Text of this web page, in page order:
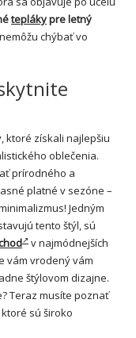
teplákypre letný
chýbať vo
ktoré získali najlepšiu
oblečenia.
prírodného a
platné v sezóne –
Jedným
tento štýl, sú
v najmódnejších
vám vrodený vám
štýlovom dizajne.
Teraz musíte poznať
sú široko